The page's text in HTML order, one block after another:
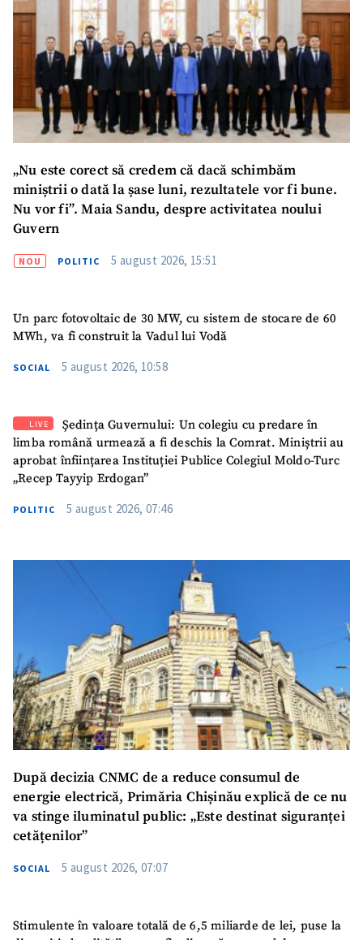
„Nu este corect să credem că dacă schimbăm
miniștrii o dată la șase luni, rezultatele vor fi bune.
Nu vor fi”. Maia Sandu, despre activitatea noului
Guvern
NOU POLITIC 5 august 2026, 15:51
Un parc fotovoltaic de 30 MW, cu sistem de stocare de 60
MWh, va fi construit la Vadul lui Vodă
SOCIAL 5 august 2026, 10:58
LIVE
Ședința Guvernului: Un colegiu cu predare în
limba română urmează a fi deschis la Comrat. Miniștrii au
aprobat înființarea Instituției Publice Colegiul Moldo-Turc
„Recep Tayyip Erdogan”
POLITIC 5 august 2026, 07:46
După decizia CNMC de a reduce consumul de
energie electrică, Primăria Chișinău explică de ce nu
va stinge iluminatul public: „Este destinat siguranței
cetățenilor”
SOCIAL 5 august 2026, 07:07
Stimulente în valoare totală de 6,5 miliarde de lei, puse la
Am citit și sunt de
acord cupolitica de
confidențialitate
TRIMITE ȘTIREA